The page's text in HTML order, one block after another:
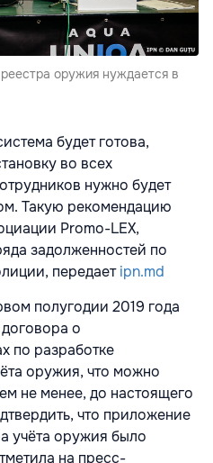
оружия нуждается в
будет готова,
во всех
нужно будет
Такую рекомендацию
Promo-LEX,
задолженностей по
передаетipn.md
полугодии 2019 года
о
по разработке
оружия, что можно
не менее, до настоящего
что приложение
учёта оружия было
на пресс-